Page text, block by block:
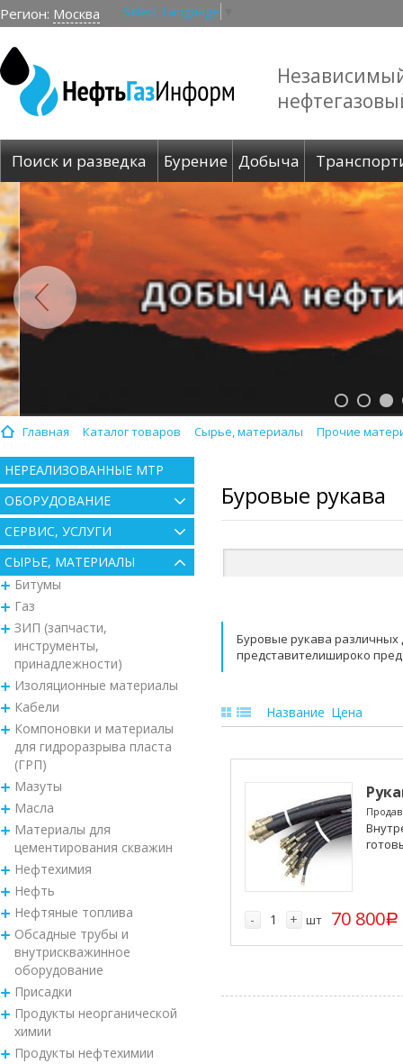
Регион: Москва Select Language
Поиск и разведка Бурение Добыча
Главная Каталог товаров Сырье, материалы Прочие
НЕРЕАЛИЗОВАННЫЕ МТР
ОБОРУДОВАНИЕ
СЕРВИС, УСЛУГИ
СЫРЬЕ, МАТЕРИАЛЫ
Битумы
Газ
ЗИП (запчасти,
инструменты,
принадлежности)
Изоляционные материалы
Кабели
Компоновки и материалы
для гидроразрыва пласта
(ГРП)
Мазуты
Масла
Материалы для
цементирования скважин
Нефтехимия
Нефть
Нефтяные топлива
Обсадные трубы и
внутрискважинное
оборудование
Присадки
Продукты неорганической
химии
Продукты нефтехимии
Буровые рукава
Буровые рукава
представителишироко
Название Цена
- + шт 70 800p